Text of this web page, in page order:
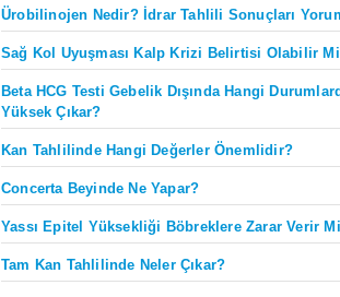
Ürobilinojen Nedir? İdrar Tahlili Sonuçları
Sağ Kol Uyuşması Kalp Krizi Belirtisi Olabilir
Beta HCG Testi Gebelik Dışında Hangi
Yüksek Çıkar?
Kan Tahlilinde Hangi Değerler Önemlidir?
Concerta Beyinde Ne Yapar?
Yassı Epitel Yüksekliği Böbreklere Zarar Verir
Tam Kan Tahlilinde Neler Çıkar?